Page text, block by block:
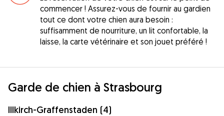
commencer ! Assurez-vous de fournir au gardien
tout ce dont votre chien aura besoin :
suffisamment de nourriture, un lit confortable, la
laisse, la carte vétérinaire et son jouet préféré !
Garde de chien à Strasbourg
Illkirch-Graffenstaden (4)